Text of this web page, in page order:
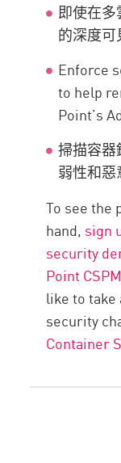
即使在
的深度可
Enforce
to help
Point’s
掃描容
弱性和惡
To see the
hand, sign
security
Point
like to
security
Container